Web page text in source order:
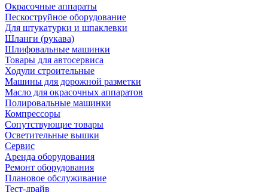
Окрасочные аппараты
Пескоструйное оборудование
Для штукатурки и шпаклевки
Шланги (рукава)
Шлифовальные машинки
Товары для автосервиса
Ходули строительные
Машины для дорожной разметки
Масло для окрасочных аппаратов
Полировальные машинки
Компрессоры
Сопутствующие товары
Осветительные вышки
Сервис
Аренда оборудования
Ремонт оборудования
Плановое обслуживание
Тест-драйв